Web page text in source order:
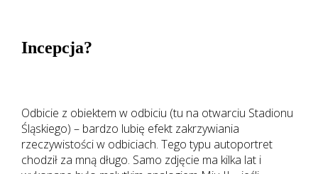
Incepcja?
Odbicie z obiektem w odbiciu (tu na otwarciu Stadionu
Śląskiego) – bardzo lubię efekt zakrzywiania
rzeczywistości w odbiciach. Tego typu autoportret
chodził za mną długo. Samo zdjęcie ma kilka lat i